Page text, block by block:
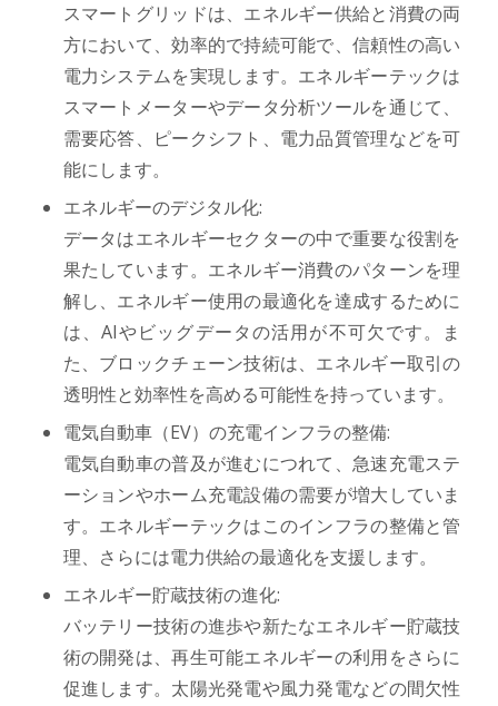
スマートグリッドは、エネルギー供給と消費の両
方において、効率的で持続可能で、信頼性の高い
電力システムを実現します。エネルギーテックは
スマートメーターやデータ分析ツールを通じて、
需要応答、ピークシフト、電力品質管理などを可
能にします。
エネルギーのデジタル化:
データはエネルギーセクターの中で重要な役割を
果たしています。エネルギー消費のパターンを理
解し、エネルギー使用の最適化を達成するために
は、AIやビッグデータの活用が不可欠です。ま
た、ブロックチェーン技術は、エネルギー取引の
透明性と効率性を高める可能性を持っています。
電気自動車（EV）の充電インフラの整備:
電気自動車の普及が進むにつれて、急速充電ステ
ーションやホーム充電設備の需要が増大していま
す。エネルギーテックはこのインフラの整備と管
理、さらには電力供給の最適化を支援します。
エネルギー貯蔵技術の進化:
バッテリー技術の進歩や新たなエネルギー貯蔵技
術の開発は、再生可能エネルギーの利用をさらに
促進します。太陽光発電や風力発電などの間欠性